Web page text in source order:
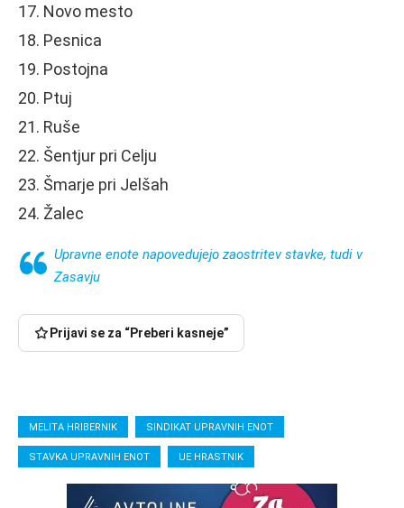
17. Novo mesto
18. Pesnica
19. Postojna
20. Ptuj
21. Ruše
22. Šentjur pri Celju
23. Šmarje pri Jelšah
24. Žalec
Upravne enote napovedujejo zaostritev stavke, tudi v
Zasavju
Prijavi se za “Preberi kasneje”
MELITA HRIBERNIK SINDIKAT UPRAVNIH ENOT
STAVKA UPRAVNIH ENOT UE HRASTNIK